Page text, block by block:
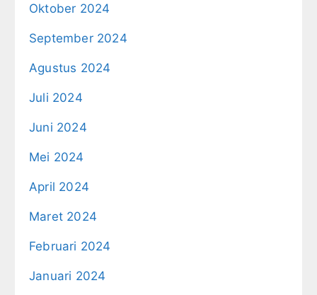
Oktober 2024
September 2024
Agustus 2024
Juli 2024
Juni 2024
Mei 2024
April 2024
Maret 2024
Februari 2024
Januari 2024